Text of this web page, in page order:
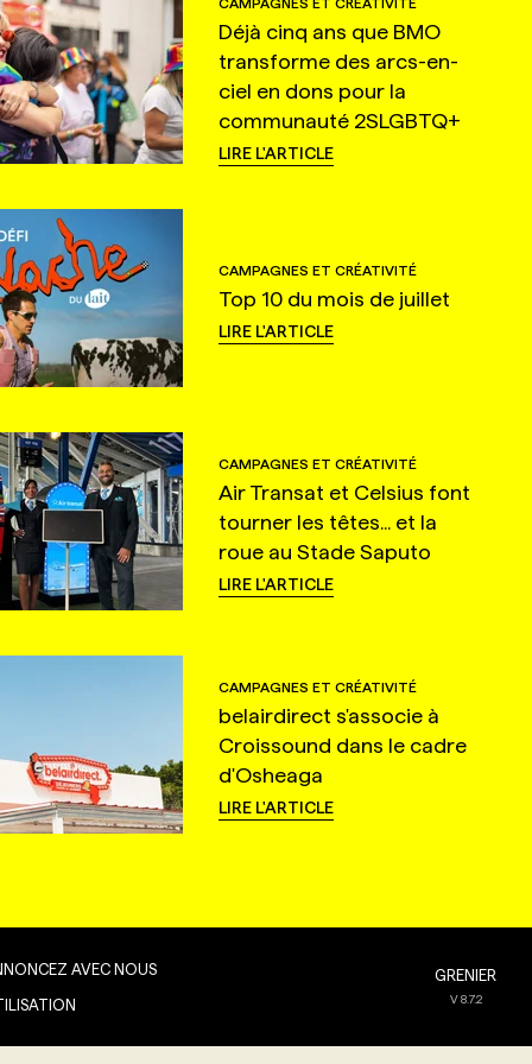
Déjà cinq ans que BMO
transforme des arcs-en-
ciel en dons pour la
communauté 2SLGBTQ+
LIRE L'ARTICLE
CAMPAGNES ET CRÉATIVITÉ
Top 10 du mois de juillet
LIRE L'ARTICLE
CAMPAGNES ET CRÉATIVITÉ
Air Transat et Celsius font
tourner les têtes... et la
roue au Stade Saputo
LIRE L'ARTICLE
CAMPAGNES ET CRÉATIVITÉ
belairdirect s'associe à
Croissound dans le cadre
d'Osheaga
LIRE L'ARTICLE
AVEC NOUS GRENIER
V8.7.2